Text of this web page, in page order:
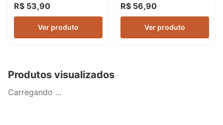
R$ 53,90
Ver produto
R$ 56,90
Ver produto
Produtos visualizados
Carregando ...